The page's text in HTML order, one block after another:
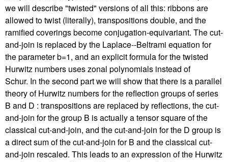
we will describe "twisted" versions of all this: ribbons are
allowed to twist (literally), transpositions double, and the
ramified coverings become conjugation-equivariant. The cut-
and-join is replaced by the Laplace--Beltrami equation for
the parameter b=1, and an explicit formula for the twisted
Hurwitz numbers uses zonal polynomials instead of
Schur. In the second part we will show that there is a parallel
theory of Hurwitz numbers for the reflection groups of series
B and D : transpositions are replaced by reflections, the cut-
and-join for the group B is actually a tensor square of the
classical cut-and-join, and the cut-and-join for the D group is
a direct sum of the cut-and-join for B and the classical cut-
and-join rescaled. This leads to an expression of the Hurwitz